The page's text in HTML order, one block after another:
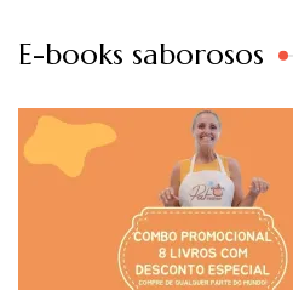
E-books saborosos